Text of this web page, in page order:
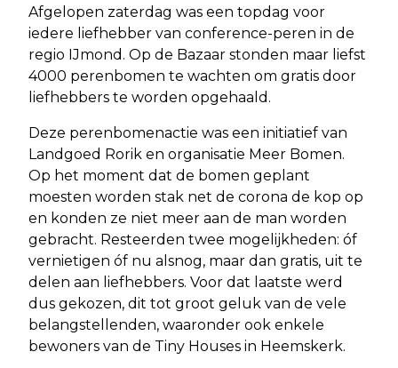
Afgelopen zaterdag was een topdag voor
iedere liefhebber van conference-peren in de
regio IJmond. Op de Bazaar stonden maar liefst
4000 perenbomen te wachten om gratis door
liefhebbers te worden opgehaald.
Deze perenbomenactie was een initiatief van
Landgoed Rorik en organisatie Meer Bomen.
Op het moment dat de bomen geplant
moesten worden stak net de corona de kop op
en konden ze niet meer aan de man worden
gebracht. Resteerden twee mogelijkheden: óf
vernietigen óf nu alsnog, maar dan gratis, uit te
delen aan liefhebbers. Voor dat laatste werd
dus gekozen, dit tot groot geluk van de vele
belangstellenden, waaronder ook enkele
bewoners van de Tiny Houses in Heemskerk.